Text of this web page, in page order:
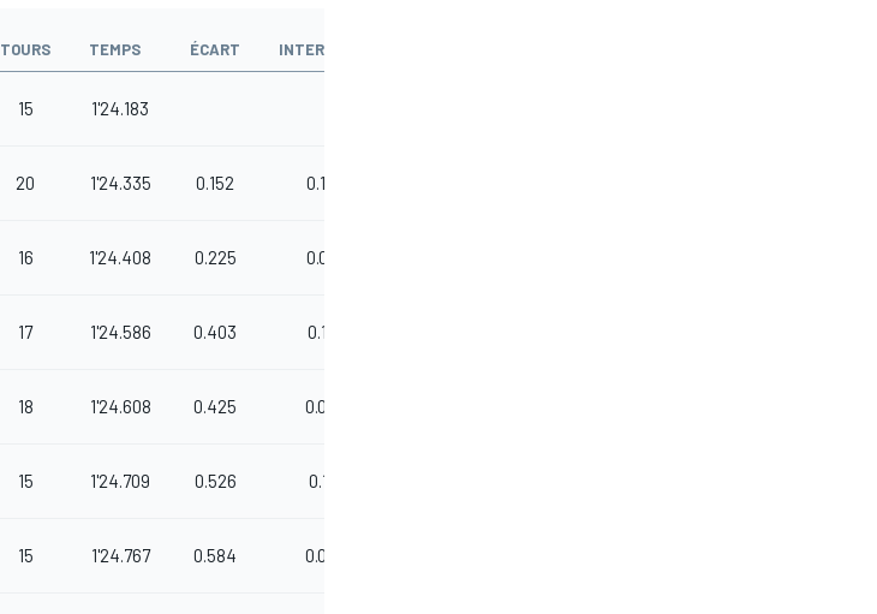
TOURS TEMPS ÉCART INTERVALLE
15 1'24.183
20 1'24.335 0.152 0.152
16 1'24.408 0.225 0.073
17 1'24.586 0.403 0.178
18 1'24.608 0.425 0.022
15 1'24.709 0.526 0.101
15 1'24.767 0.584 0.058